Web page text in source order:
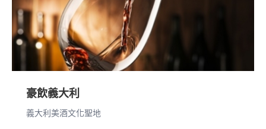
豪飲義大利
義大利美酒文化聖地